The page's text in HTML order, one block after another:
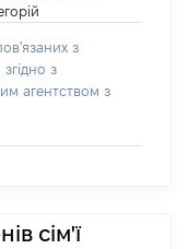
з
з
агентством з
сім'ї